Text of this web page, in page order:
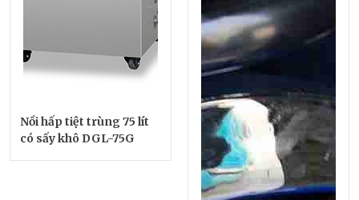
Nồi hấp tiệt trùng 75 lít
có sấy khô DGL-75G